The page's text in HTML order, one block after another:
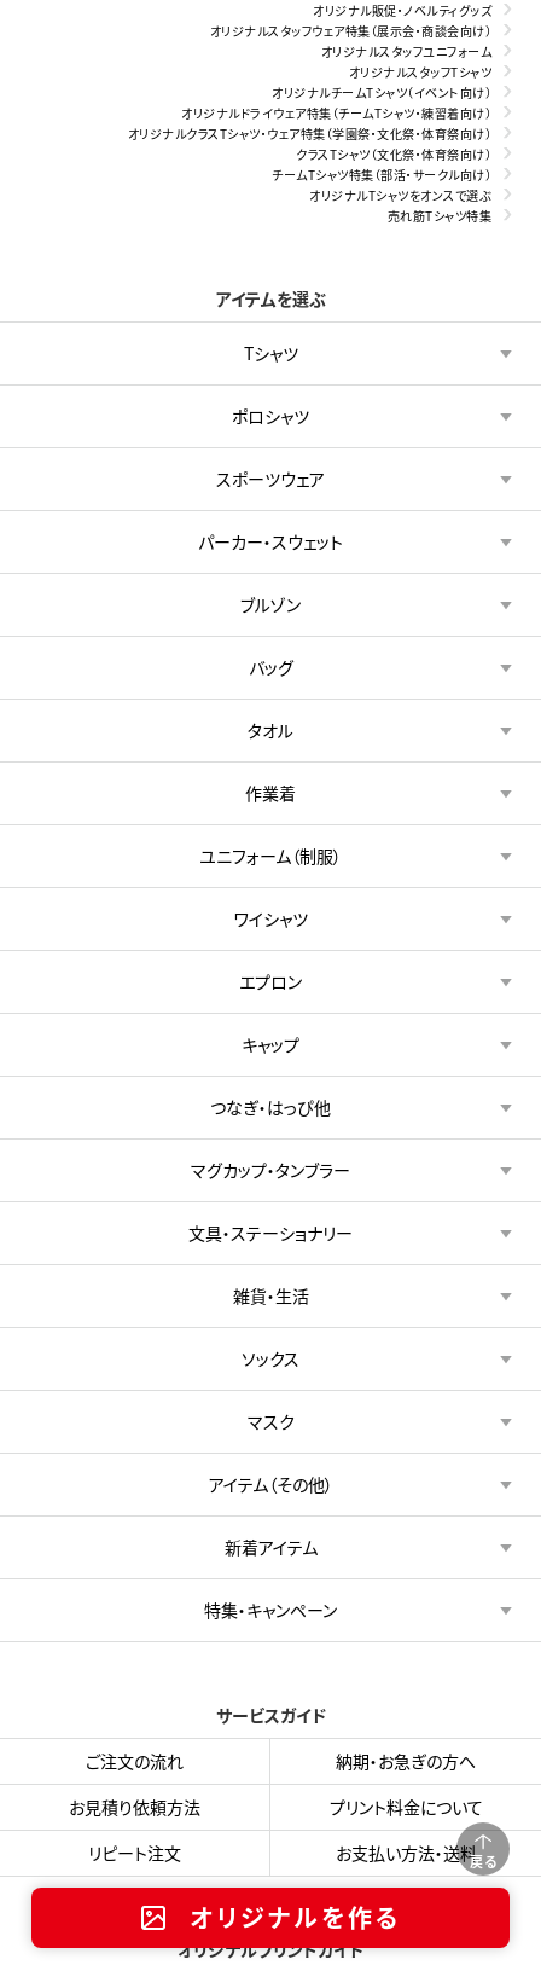
戻る
オリジナルを作る
オリジナル販促・ノベルティグッズ
オリジナルスタッフウェア特集（展示会・商談会向け）
オリジナルスタッフユニフォーム
オリジナルスタッフTシャツ
オリジナルチームTシャツ（イベント向け）
オリジナルドライウェア特集（チームTシャツ・練習着向け）
オリジナルクラスTシャツ・ウェア特集（学園祭・文化祭・体育祭向け）
クラスTシャツ（文化祭・体育祭向け）
チームTシャツ特集（部活・サークル向け）
オリジナルTシャツをオンスで選ぶ
売れ筋Tシャツ特集
アイテムを選ぶ
Tシャツ
ポロシャツ
スポーツウェア
パーカー・スウェット
ブルゾン
バッグ
タオル
作業着
ユニフォーム（制服）
ワイシャツ
エプロン
キャップ
つなぎ・はっぴ他
マグカップ・タンブラー
文具・ステーショナリー
雑貨・生活
ソックス
マスク
アイテム（その他）
新着アイテム
特集・キャンペーン
サービスガイド
ご注文の流れ
納期・お急ぎの方へ
お見積り依頼方法
プリント料金について
リピート注文
お支払い方法・送料
オリジナルプリントガイド